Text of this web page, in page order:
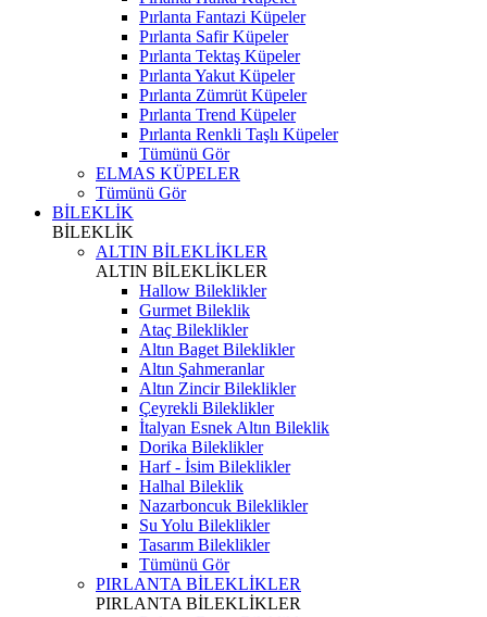
Pırlanta Fantazi Küpeler
Pırlanta Safir Küpeler
Pırlanta Tektaş Küpeler
Pırlanta Yakut Küpeler
Pırlanta Zümrüt Küpeler
Pırlanta Trend Küpeler
Pırlanta Renkli Taşlı Küpeler
Tümünü Gör
ELMAS KÜPELER
Tümünü Gör
BİLEKLİK
BİLEKLİK
ALTIN BİLEKLİKLER
ALTIN BİLEKLİKLER
Hallow Bileklikler
Gurmet Bileklik
Ataç Bileklikler
Altın Baget Bileklikler
Altın Şahmeranlar
Altın Zincir Bileklikler
Çeyrekli Bileklikler
İtalyan Esnek Altın Bileklik
Dorika Bileklikler
Harf - İsim Bileklikler
Halhal Bileklik
Nazarboncuk Bileklikler
Su Yolu Bileklikler
Tasarım Bileklikler
Tümünü Gör
PIRLANTA BİLEKLİKLER
PIRLANTA BİLEKLİKLER